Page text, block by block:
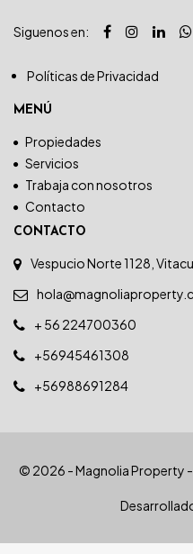
Siguenos en:
Políticas de Privacidad
MENÚ
Propiedades
Servicios
Trabaja con nosotros
Contacto
CONTACTO
Vespucio Norte 1128,
+ 56 224700360
+56945461308
+56988691284
© 2026 - Magnolia Property